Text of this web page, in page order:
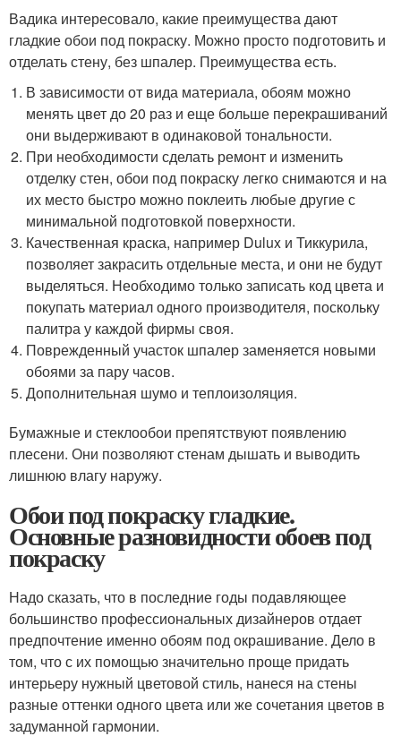
Вадика интересовало, какие преимущества дают
гладкие обои под покраску. Можно просто подготовить и
отделать стену, без шпалер. Преимущества есть.
В зависимости от вида материала, обоям можно
менять цвет до 20 раз и еще больше перекрашиваний
они выдерживают в одинаковой тональности.
При необходимости сделать ремонт и изменить
отделку стен, обои под покраску легко снимаются и на
их место быстро можно поклеить любые другие с
минимальной подготовкой поверхности.
Качественная краска, например Dulux и Тиккурила,
позволяет закрасить отдельные места, и они не будут
выделяться. Необходимо только записать код цвета и
покупать материал одного производителя, поскольку
палитра у каждой фирмы своя.
Поврежденный участок шпалер заменяется новыми
обоями за пару часов.
Дополнительная шумо и теплоизоляция.
Бумажные и стеклообои препятствуют появлению
плесени. Они позволяют стенам дышать и выводить
лишнюю влагу наружу.
Обои под покраску гладкие.
Основные разновидности обоев под
покраску
Надо сказать, что в последние годы подавляющее
большинство профессиональных дизайнеров отдает
предпочтение именно обоям под окрашивание. Дело в
том, что с их помощью значительно проще придать
интерьеру нужный цветовой стиль, нанеся на стены
разные оттенки одного цвета или же сочетания цветов в
задуманной гармонии.